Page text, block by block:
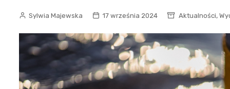
Sylwia Majewska 17 września 2024 Aktualności,